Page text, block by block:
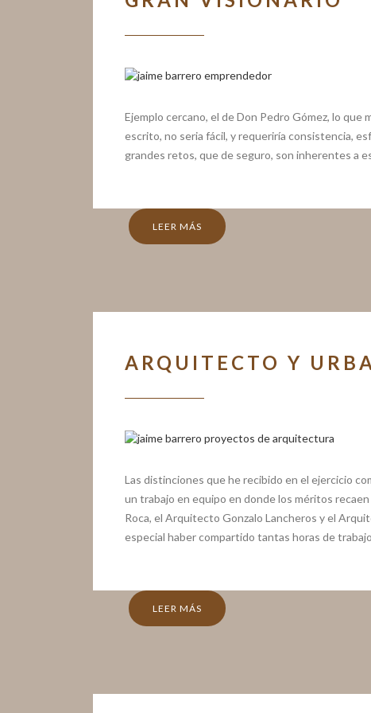
Ejemplo cercano, el de Don Pedro Gómez, lo
escrito, no seria fácil, y requeriría consistencia,
grandes retos, que de seguro, son inherentes a
LEER MÁS
ARQUITECTO Y
Las distinciones que he recibido en el ejercicio
un trabajo en equipo en donde los méritos
Roca, el Arquitecto Gonzalo Lancheros y el
especial haber compartido tantas horas de
LEER MÁS